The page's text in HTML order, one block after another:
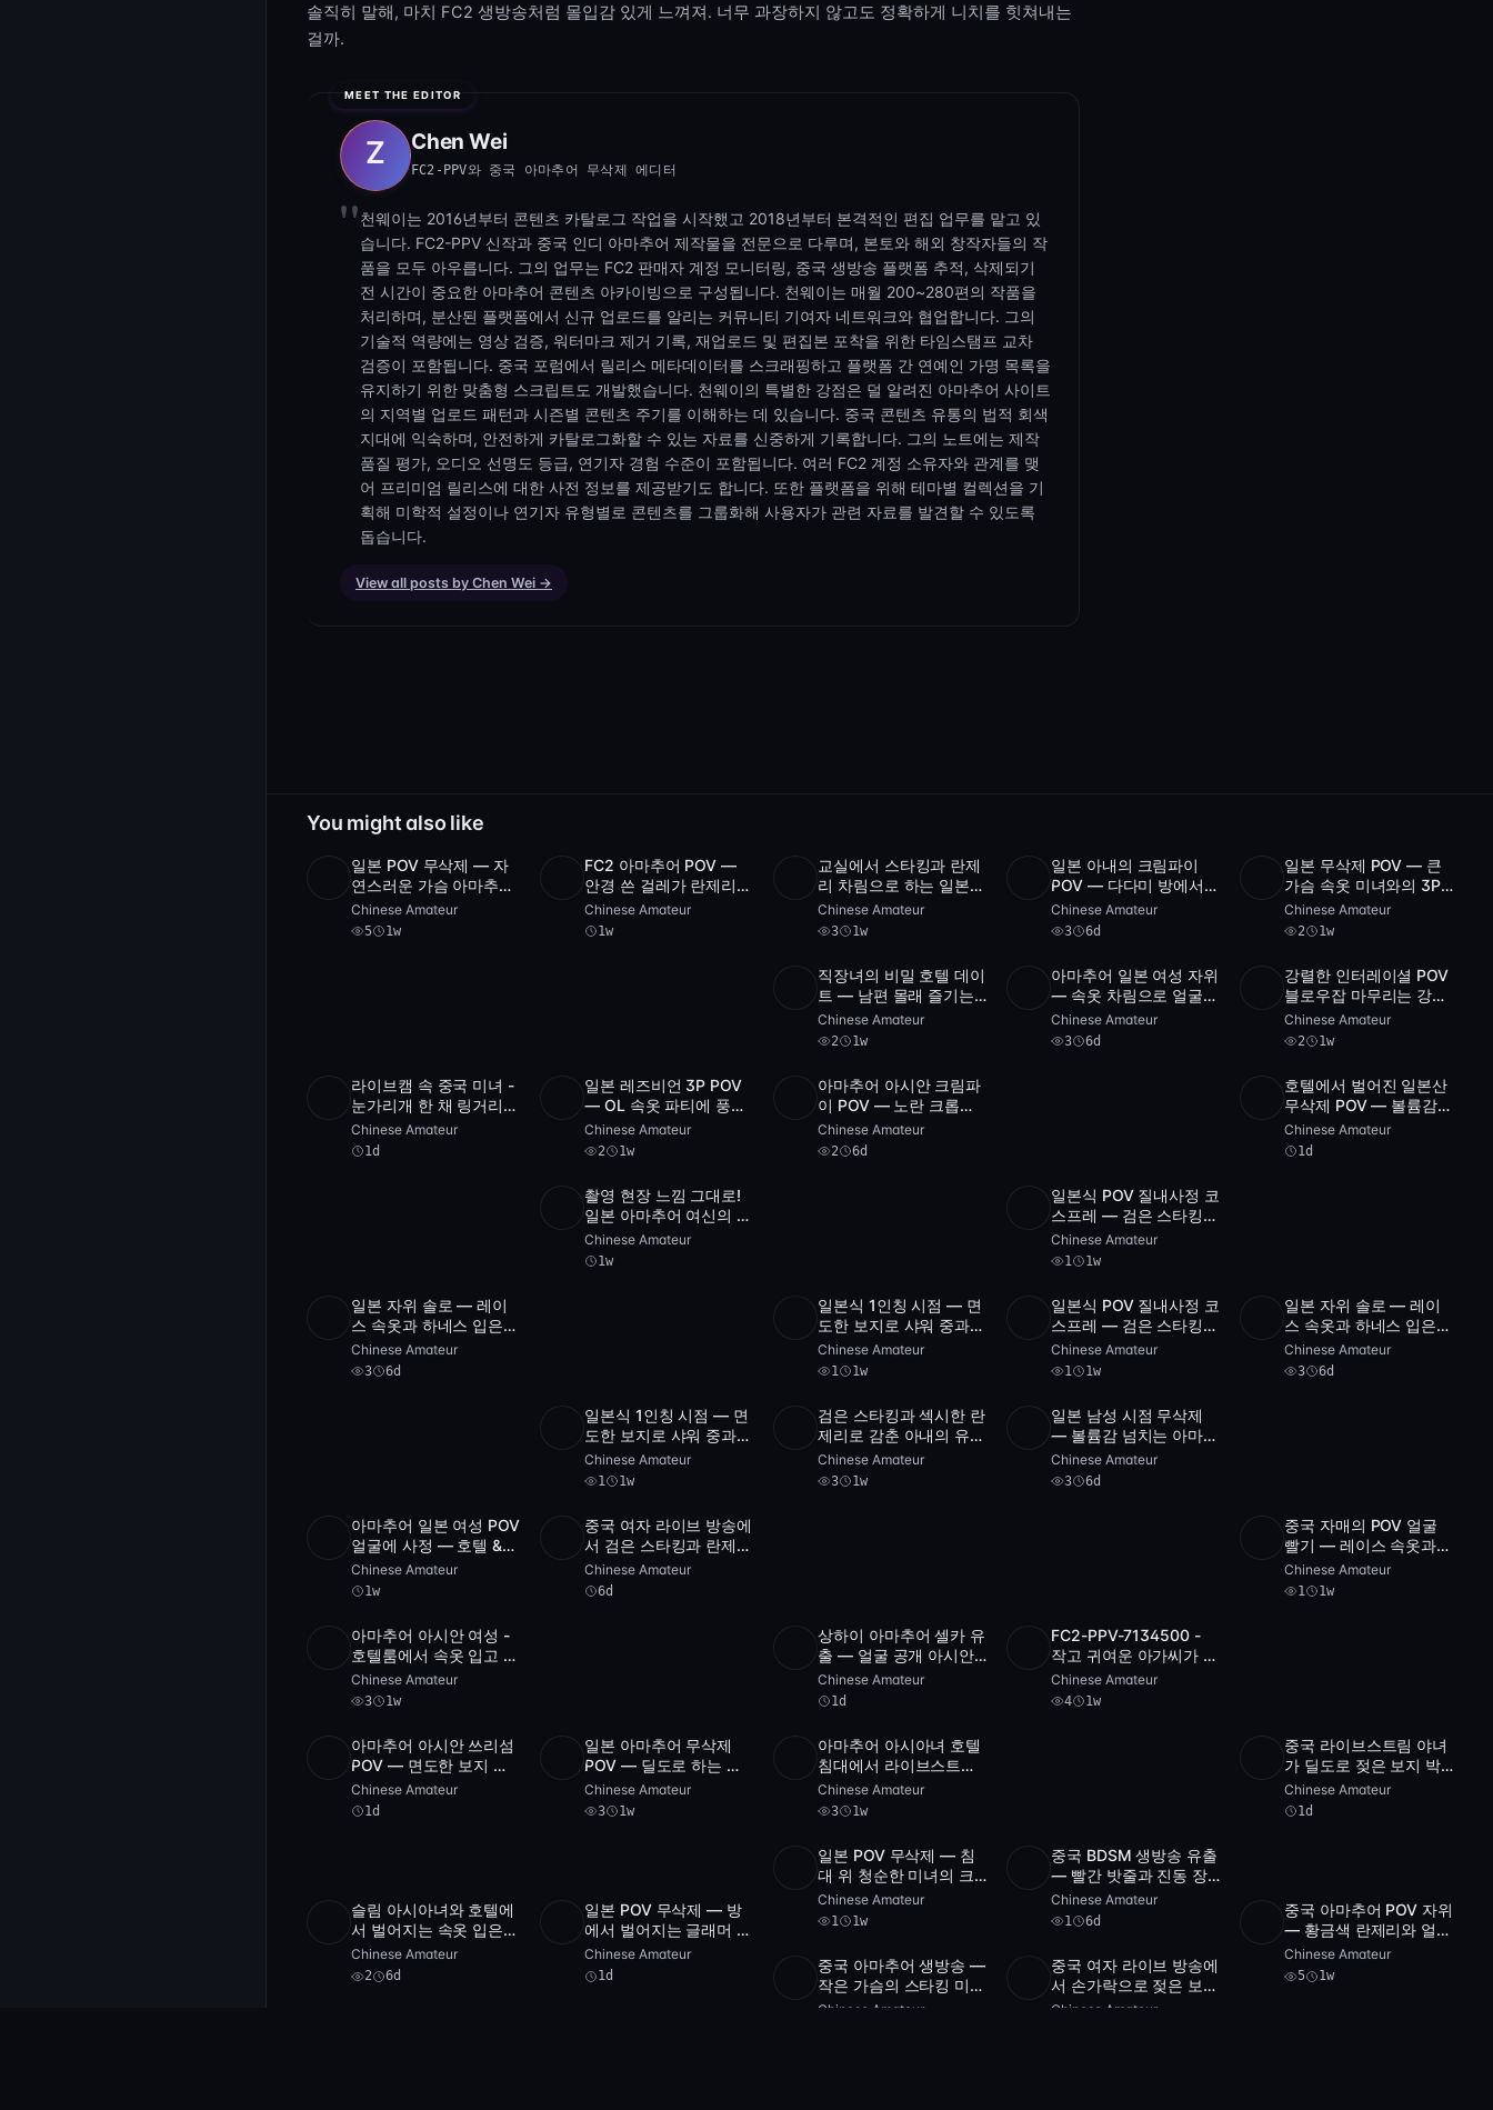
솔직히 말해, 마치 FC2 생방송처럼 몰입감 있게 느껴져. 너무 과장하지 않고도 정확하게 니치를 힛쳐내는
걸까.
Chen Wei
FC2-PPV와 중국 아마추어 무삭제 에디터
천웨이는 2016년부터 콘텐츠 카탈로그 작업을 시작했고 2018년부터 본격적인 편집 업무를 맡고 있
습니다. FC2-PPV 신작과 중국 인디 아마추어 제작물을 전문으로 다루며, 본토와 해외 창작자들의 작
품을 모두 아우릅니다. 그의 업무는 FC2 판매자 계정 모니터링, 중국 생방송 플랫폼 추적, 삭제되기
전 시간이 중요한 아마추어 콘텐츠 아카이빙으로 구성됩니다. 천웨이는 매월 200~280편의 작품을
처리하며, 분산된 플랫폼에서 신규 업로드를 알리는 커뮤니티 기여자 네트워크와 협업합니다. 그의
기술적 역량에는 영상 검증, 워터마크 제거 기록, 재업로드 및 편집본 포착을 위한 타임스탬프 교차
검증이 포함됩니다. 중국 포럼에서 릴리스 메타데이터를 스크래핑하고 플랫폼 간 연예인 가명 목록을
유지하기 위한 맞춤형 스크립트도 개발했습니다. 천웨이의 특별한 강점은 덜 알려진 아마추어 사이트
의 지역별 업로드 패턴과 시즌별 콘텐츠 주기를 이해하는 데 있습니다. 중국 콘텐츠 유통의 법적 회색
지대에 익숙하며, 안전하게 카탈로그화할 수 있는 자료를 신중하게 기록합니다. 그의 노트에는 제작
품질 평가, 오디오 선명도 등급, 연기자 경험 수준이 포함됩니다. 여러 FC2 계정 소유자와 관계를 맺
어 프리미엄 릴리스에 대한 사전 정보를 제공받기도 합니다. 또한 플랫폼을 위해 테마별 컬렉션을 기
획해 미학적 설정이나 연기자 유형별로 콘텐츠를 그룹화해 사용자가 관련 자료를 발견할 수 있도록
돕습니다.
View all posts by Chen Wei →
You might also like
videos
5 24:41
일본 POV 무삭제 — 자
연스러운 가슴 아마추어
손가락 씬
Chinese Amateur
5 1w
5:38:50
FC2 아마추어 POV —
안경 쓴 걸레가 란제리
딜도로 자위하는 영상
Chinese Amateur
1w
3 1:58:17
교실에서 스타킹과 란제
리 차림으로 하는 일본인
여교사 POV 크림파이
Chinese Amateur
3 1w
3 2:19:27
일본 아내의 크림파이
POV — 다다미 방에서
속옷과 스타킹으로 유혹
하는 빈유 아내
Chinese Amateur
3 6d
POST
1
archive
2
일본 무삭제 POV — 큰
가슴 속옷 미녀와의 3P
[FC2-PPV]
Chinese Amateur
2 1w
Full
2 2:02:29
직장녀의 비밀 호텔 데이
트 — 남편 몰래 즐기는
일본식 POV 3P 크림파
이 [S1-789]
Chinese Amateur
2 1w
3 1:52:23
아마추어 일본 여성 자위
— 속옷 차림으로 얼굴
공개
Chinese Amateur
3 6d
2 41:22
강렬한 인터레이셜 POV
블로우잡 마무리는 강력
한 사정 — 라티나 MILF
가 흑형 위에서 거침없이
Chinese Amateur
2 1w
5 videos 1:44
라이브캠 속 중국 미녀 -
눈가리개 한 채 링거리
입고 딜도 타며 신음 작
렬
Chinese Amateur
1d
2 28:10
일본 레즈비언 3P POV
— OL 속옷 파티에 풍만
한 친구까지
Chinese Amateur
2 1w
2 50:36
아마추어 아시안 크림파
이 POV — 노란 크롭탑
입은 쌍둥이 자매
Chinese Amateur
2 6d
2:25:28
호텔에서 벌어진 일본산
무삭제 POV — 볼륨감
넘치는 란제리 티팬티
[FC2-PPV-4567890]
Chinese Amateur
1d
2
videos
1:25:10
촬영 현장 느낌 그대로!
일본 아마추어 여신의 속
옷 자위 — 바이브로 더
욱 달콤해
Chinese Amateur
1w
Full HD 1 14:46
일본식 POV 질내사정 코
스프레 — 검은 스타킹과
BDSM 장난감
Chinese Amateur
1 1w
3 46:32
일본 자위 솔로 — 레이
스 속옷과 하네스 입은
페티트 미녀 [FC2-PPV-
351660]
Chinese Amateur
3 6d
2
videos
1 1:02:09
일본식 1인칭 시점 — 면
도한 보지로 샤워 중과
침대에서 딜도 자위
Chinese Amateur
1 1w
Full HD 1 14:46
일본식 POV 질내사정 코
스프레 — 검은 스타킹과
BDSM 장난감
Chinese Amateur
1 1w
3 46:32
일본 자위 솔로 — 레이
스 속옷과 하네스 입은
페티트 미녀 [FC2-PPV-
351660]
Chinese Amateur
3 6d
2
videos
1 1:02:09
일본식 1인칭 시점 — 면
도한 보지로 샤워 중과
침대에서 딜도 자위
Chinese Amateur
1 1w
3 43:53
검은 스타킹과 섹시한 란
제리로 감춘 아내의 유혹
— 일본 POV 크림파이
장면 [FC2-PPV-
Chinese Amateur
3 1w
3 36:15
일본 남성 시점 무삭제
— 볼륨감 넘치는 아마추
어 침대 위 쿠션파이
Chinese Amateur
3 6d
POST 1 archive
아마추어 일본 여성 POV
얼굴에 사정 — 호텔 &
욕실에서 펼쳐지는 날씬
한 미녀의 얼굴 노출
Chinese Amateur
1w
37:31
중국 여자 라이브 방송에
서 검은 스타킹과 란제리
입고 손가락으로 젖은 보
지 만지는 쇼
Chinese Amateur
6d
1 40:14
중국 자매의 POV 얼굴
빨기 — 레이스 속옷과
딜도 플레이에 빨간 팬티
Chinese Amateur
1 1w
POST
1
archive
3
아마추어 아시안 여성 -
호텔룸에서 속옷 입고 장
난감으로 자위하는 POV
영상
Chinese Amateur
3 1w
POST 1 archive
상하이 아마추어 셀카 유
출 — 얼굴 공개 아시안
솔로 셀프캠
Chinese Amateur
1d
4 1:02:12
FC2-PPV-7134500 -
작고 귀여운 아가씨가 핑
크 딜도로 맨살 위에서
자위하는 POV 영상
Chinese Amateur
4 1w
1:59:03
아마추어 아시안 쓰리섬
POV — 면도한 보지 레
즈비언과 타투 파트너의
블로우잡
Chinese Amateur
1d
3 1:05:23
일본 아마추어 무삭제
POV — 딜도로 하는 자
위, 카메라 밖 파트너와
Chinese Amateur
3 1w
3 47:43
아마추어 아시아녀 호텔
침대에서 라이브스트림
셀카 자위 — 솔로 POV
Chinese Amateur
3 1w
1:38:29
중국 라이브스트림 야녀
가 딜도로 젖은 보지 박
아대는 모습 — 얼굴 공
개
Chinese Amateur
1d
1 1:48:07
일본 POV 무삭제 — 침
대 위 청순한 미녀의 크
림파이 [FC2-PPV-
77380]
Chinese Amateur
1 1w
1 46:24
중국 BDSM 생방송 유출
— 빨간 밧줄과 진동 장
난감으로 즐기는 페티쉬
듀오
Chinese Amateur
1 6d
2 17:12
슬림 아시아녀와 호텔에
서 벌어지는 속옷 입은
POV 크림파이 — 아마추
어 촬영
Chinese Amateur
2 6d
58:44
일본 POV 무삭제 — 방
에서 벌어지는 글래머 아
마추어 크림파이 [FC2-
PPV-4874379]
Chinese Amateur
1d
5 2:56:02
중국 아마추어 POV 자위
— 황금색 란제리와 얼굴
공개 셀프 플레이
Chinese Amateur
5 1w
2 1:09:09
중국 아마추어 생방송 —
작은 가슴의 스타킹 미녀
딜도 플레이 — 114227
Chinese Amateur
1:11:26
중국 여자 라이브 방송에
서 손가락으로 젖은 보지
문지르기 — 란제리와 딜
Chinese Amateur